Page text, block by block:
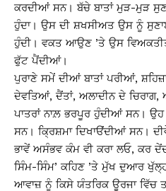
ਕਰਦੀਆਂ ਸਨ। ਬੱਚੇ ਬਾਤਾਂ ਮੁੜ-ਮੁੜ
ਹੁੰਦਾ। ਉਸ ਦੀ ਸ਼ਖਸੀਅਤ ਉਸ ਨੂੰ
ਹੁੰਦੀ। ਵਕਤ ਆਉਣ ’ਤੇ ਉਸ
ਫੁੱਟ ਪੈਂਦੀਆਂ।
ਪੁਰਾਣੇ ਸਮੇਂ ਦੀਆਂ ਬਾਤਾਂ ਪਰੀਆਂ,
ਦੇਵਤਿਆਂ, ਦੈਂਤਾਂ, ਅਲਾਦੀਨ ਦੇ ਚਿਰਾਗ,
ਪਾਤਰਾਂ ਨਾਲ਼ ਭਰਪੂਰ ਹੁੰਦੀਆਂ ਸਨ।
ਸਨ। ਕ੍ਰਿਸ਼ਮਾ ਦਿਖਾੳਂਦੀਆਂ ਸਨ।
ਭਾਵੇਂ ਅਸੰਭਵ ਕੰਮ ਵੀ ਕਰਾ ਲਓ, ਕਰ
ਸਿੰਮ-ਸਿੰਮ’ ਕਹਿਣ ’ਤੇ ਮੁੱਖ ਦੁਆਰ
ਆਵਾਜ਼ ਨੂੰ ਕਿਸੇ ਯੰਤਰਿਕ ਊਰਜਾ ਵਿੱਚ